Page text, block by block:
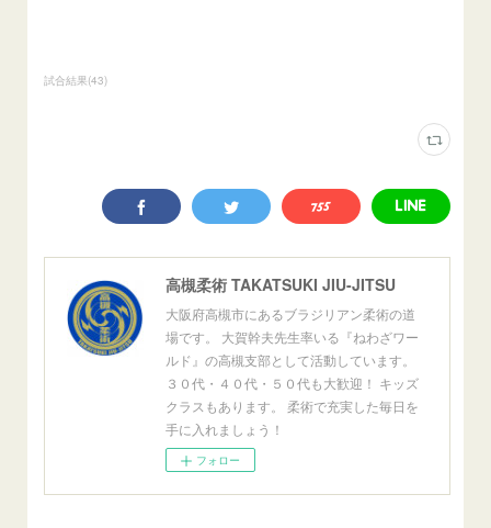
試合結果(43)
高槻柔術 TAKATSUKI JIU-JITSU
大阪府高槻市にあるブラジリアン柔術の道
場です。 大賀幹夫先生率いる『ねわざワー
ルド』の高槻支部として活動しています。
３０代・４０代・５０代も大歓迎！ キッズ
クラスもあります。 柔術で充実した毎日を
手に入れましょう！
フォロー